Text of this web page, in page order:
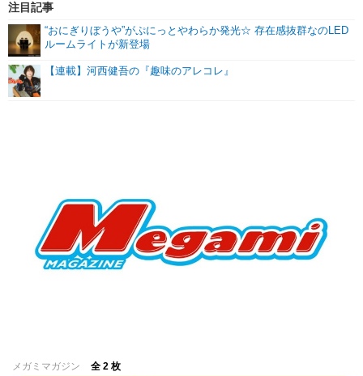
注目記事
“おにぎりぼうや”がぷにっとやわらか発光☆ 存在感抜群なのLED
ルームライトが新登場
【連載】河西健吾の『趣味のアレコレ』
メガミマガジン 全 2 枚